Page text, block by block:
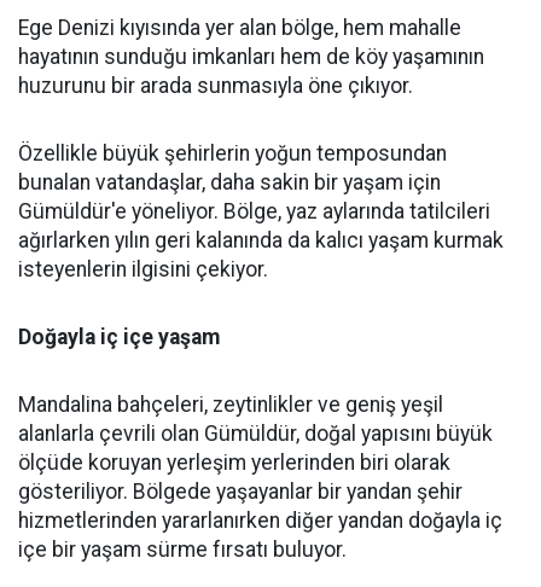
Ege Denizi kıyısında yer alan bölge, hem mahalle
hayatının sunduğu imkanları hem de köy yaşamının
huzurunu bir arada sunmasıyla öne çıkıyor.
Özellikle büyük şehirlerin yoğun temposundan
bunalan vatandaşlar, daha sakin bir yaşam için
Gümüldür'e yöneliyor. Bölge, yaz aylarında tatilcileri
ağırlarken yılın geri kalanında da kalıcı yaşam kurmak
isteyenlerin ilgisini çekiyor.
Doğayla iç içe yaşam
Mandalina bahçeleri, zeytinlikler ve geniş yeşil
alanlarla çevrili olan Gümüldür, doğal yapısını büyük
ölçüde koruyan yerleşim yerlerinden biri olarak
gösteriliyor. Bölgede yaşayanlar bir yandan şehir
hizmetlerinden yararlanırken diğer yandan doğayla iç
içe bir yaşam sürme fırsatı buluyor.